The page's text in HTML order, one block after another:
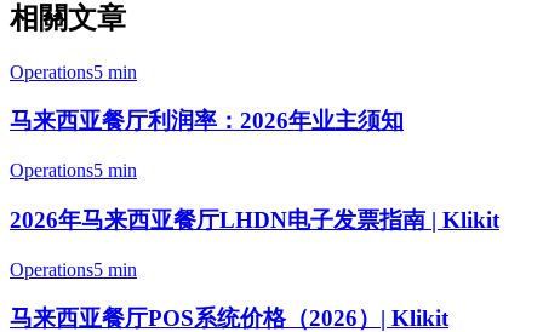
相關文章
Operations5 min
马来西亚餐厅利润率：2026年业主须知
Operations5 min
2026年马来西亚餐厅LHDN电子发票指南 | Klikit
Operations5 min
马来西亚餐厅POS系统价格（2026）| Klikit